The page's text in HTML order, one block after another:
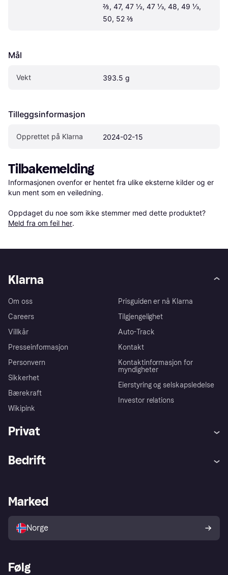
⅔, 47, 47 ½, 47 ⅓, 48, 49 ⅓,
50, 52 ⅔
Mål
Vekt 393.5 g
Tilleggsinformasjon
Opprettet på Klarna 2024-02-15
Tilbakemelding
Informasjonen ovenfor er hentet fra ulike eksterne kilder og er
kun ment som en veiledning.
Oppdaget du noe som ikke stemmer med dette produktet?
Meld fra om feil her.
Klarna
Om oss
Careers
Villkår
Presseinformasjon
Personvern
Sikkerhet
Bærekraft
Wikipink
Prisguiden er nå Klarna
Tilgjengelighet
Auto-Track
Kontakt
Kontaktinformasjon for
myndigheter
Eierstyring og selskapsledelse
Investor relations
Privat
Utforsk butikker
Bedrift
Merchant portal
Marked
Norge
Følg